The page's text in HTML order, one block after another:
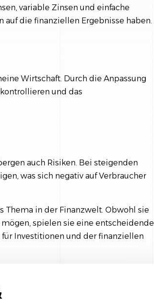
variable Zinsen und einfache
auf die finanziellen Ergebnisse haben.
Wirtschaft. Durch die Anpassung
und das
auch Risiken. Bei steigenden
was sich negativ auf Verbraucher
Thema in der Finanzwelt. Obwohl sie
spielen sie eine entscheidende
Investitionen und der finanziellen